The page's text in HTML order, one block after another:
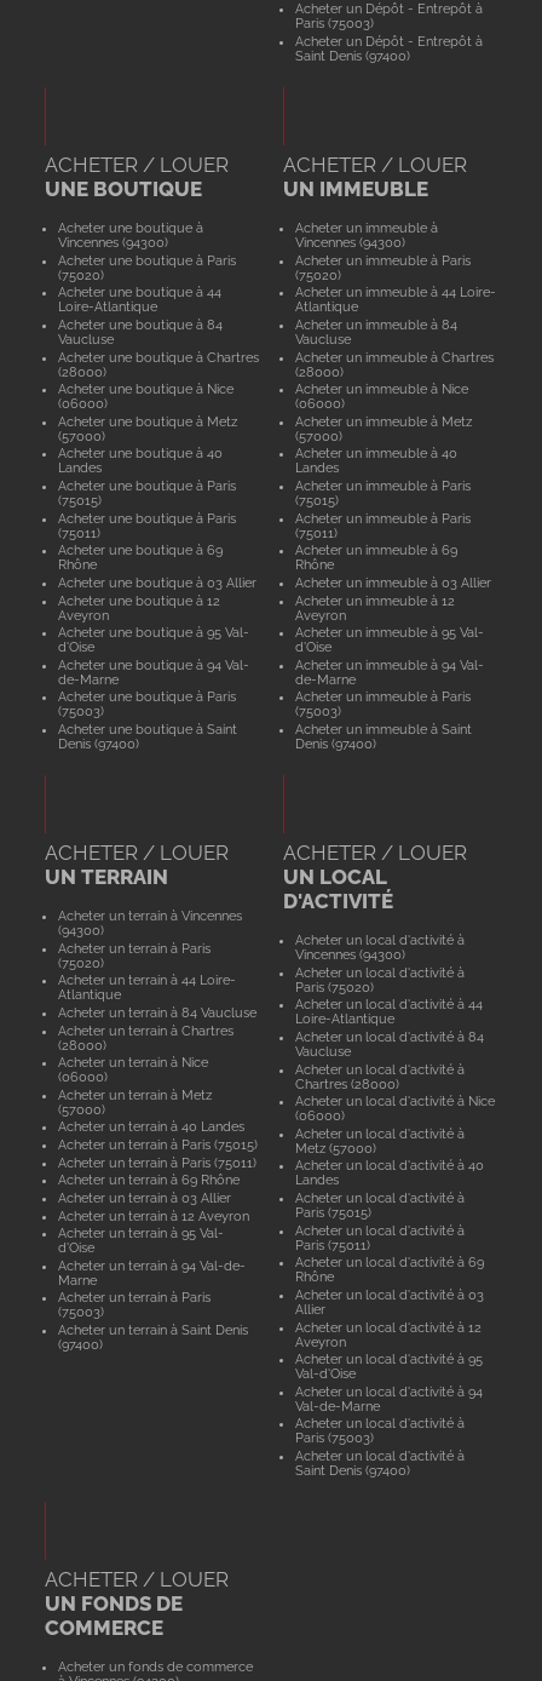
Acheter un Dépôt - Entrepôt à
Paris (75003)
Acheter un Dépôt - Entrepôt à
Saint Denis (97400)
ACHETER / LOUER
UNE BOUTIQUE
Acheter une boutique à
Vincennes (94300)
Acheter une boutique à Paris
(75020)
Acheter une boutique à 44
Loire-Atlantique
Acheter une boutique à 84
Vaucluse
Acheter une boutique à Chartres
(28000)
Acheter une boutique à Nice
(06000)
Acheter une boutique à Metz
(57000)
Acheter une boutique à 40
Landes
Acheter une boutique à Paris
(75015)
Acheter une boutique à Paris
(75011)
Acheter une boutique à 69
Rhône
Acheter une boutique à 03 Allier
Acheter une boutique à 12
Aveyron
Acheter une boutique à 95 Val-
d'Oise
Acheter une boutique à 94 Val-
de-Marne
Acheter une boutique à Paris
(75003)
Acheter une boutique à Saint
Denis (97400)
ACHETER / LOUER
UN IMMEUBLE
Acheter un immeuble à
Vincennes (94300)
Acheter un immeuble à Paris
(75020)
Acheter un immeuble à 44 Loire-
Atlantique
Acheter un immeuble à 84
Vaucluse
Acheter un immeuble à Chartres
(28000)
Acheter un immeuble à Nice
(06000)
Acheter un immeuble à Metz
(57000)
Acheter un immeuble à 40
Landes
Acheter un immeuble à Paris
(75015)
Acheter un immeuble à Paris
(75011)
Acheter un immeuble à 69
Rhône
Acheter un immeuble à 03 Allier
Acheter un immeuble à 12
Aveyron
Acheter un immeuble à 95 Val-
d'Oise
Acheter un immeuble à 94 Val-
de-Marne
Acheter un immeuble à Paris
(75003)
Acheter un immeuble à Saint
Denis (97400)
ACHETER / LOUER
UN TERRAIN
Acheter un terrain à Vincennes
(94300)
Acheter un terrain à Paris
(75020)
Acheter un terrain à 44 Loire-
Atlantique
Acheter un terrain à 84 Vaucluse
Acheter un terrain à Chartres
(28000)
Acheter un terrain à Nice
(06000)
Acheter un terrain à Metz
(57000)
Acheter un terrain à 40 Landes
Acheter un terrain à Paris (75015)
Acheter un terrain à Paris (75011)
Acheter un terrain à 69 Rhône
Acheter un terrain à 03 Allier
Acheter un terrain à 12 Aveyron
Acheter un terrain à 95 Val-
d'Oise
Acheter un terrain à 94 Val-de-
Marne
Acheter un terrain à Paris
(75003)
Acheter un terrain à Saint Denis
(97400)
ACHETER / LOUER
UN LOCAL
D'ACTIVITÉ
Acheter un local d'activité à
Vincennes (94300)
Acheter un local d'activité à
Paris (75020)
Acheter un local d'activité à 44
Loire-Atlantique
Acheter un local d'activité à 84
Vaucluse
Acheter un local d'activité à
Chartres (28000)
Acheter un local d'activité à Nice
(06000)
Acheter un local d'activité à
Metz (57000)
Acheter un local d'activité à 40
Landes
Acheter un local d'activité à
Paris (75015)
Acheter un local d'activité à
Paris (75011)
Acheter un local d'activité à 69
Rhône
Acheter un local d'activité à 03
Allier
Acheter un local d'activité à 12
Aveyron
Acheter un local d'activité à 95
Val-d'Oise
Acheter un local d'activité à 94
Val-de-Marne
Acheter un local d'activité à
Paris (75003)
Acheter un local d'activité à
Saint Denis (97400)
ACHETER / LOUER
UN FONDS DE
COMMERCE
Acheter un fonds de commerce